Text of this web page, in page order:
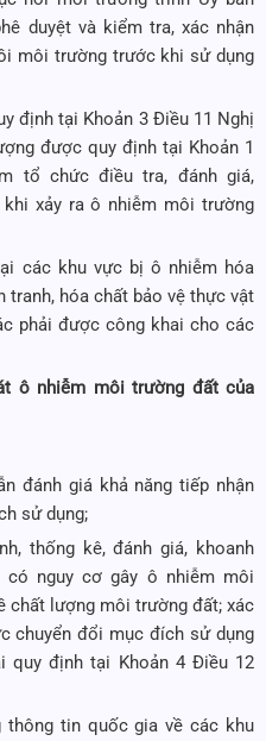
duyệt và kiểm tra, xác nhận
môi trường trước khi sử dụng
định tại Khoản 3 Điều 11 Nghị
được quy định tại Khoản 1
tổ chức điều tra, đánh giá,
khi xảy ra ô nhiễm môi trường
các khu vực bị ô nhiễm hóa
hóa chất bảo vệ thực vật
phải được công khai cho các
ô nhiễm môi trường đất của
đánh giá khả năng tiếp nhận
sử dụng;
thống kê, đánh giá, khoanh
nguy cơ gây ô nhiễm môi
chất lượng môi trường đất; xác
chuyển đổi mục đích sử dụng
quy định tại Khoản 4 Điều 12
thông tin quốc gia về các khu